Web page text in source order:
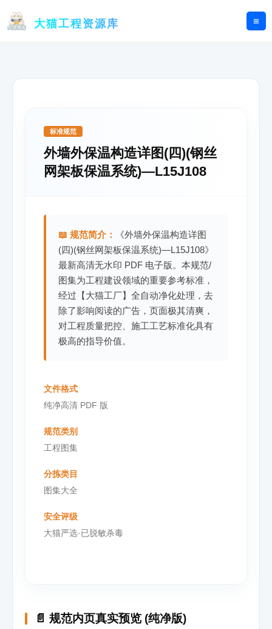
大猫工程资源库
标准规范
外墙外保温构造详图(四)(钢丝
网架板保温系统)—L15J108
📖 规范简介：
《外墙外保温构造详图
(四)(钢丝网架板保温系统)—L15J108》
最新高清无水印 PDF 电子版。本规范/
图集为工程建设领域的重要参考标准，
经过【大猫工厂】全自动净化处理，去
除了影响阅读的广告，页面极其清爽，
对工程质量把控、施工工艺标准化具有
极高的指导价值。
文件格式
纯净高清 PDF 版
规范类别
工程图集
分拣类目
图集大全
安全评级
大猫严选·已脱敏杀毒
📄 规范内页真实预览 (纯净版)